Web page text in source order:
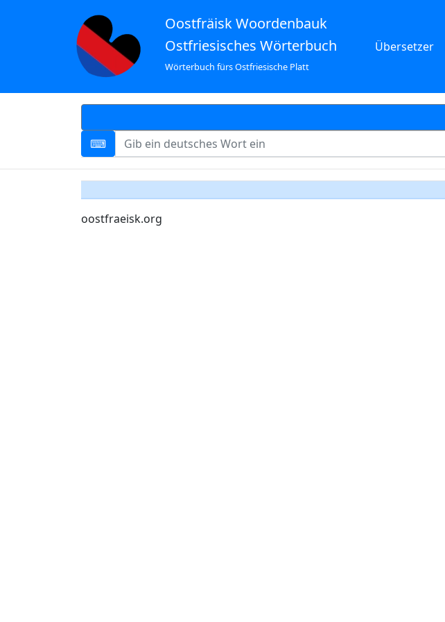
Oostfräisk Woordenbauk
Ostfriesisches Wörterbuch
Wörterbuch fürs Ostfriesische Platt
Übersetzer
oostfraeisk.org